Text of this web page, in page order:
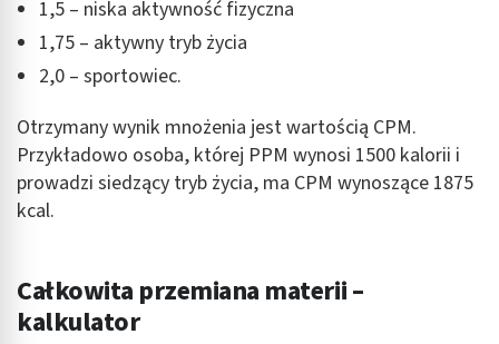
1,5 – niska aktywność fizyczna
1,75 – aktywny tryb życia
2,0 – sportowiec.
Otrzymany wynik mnożenia jest wartością CPM.
Przykładowo osoba, której PPM wynosi 1500 kalorii i
prowadzi siedzący tryb życia, ma CPM wynoszące 1875
kcal.
Całkowita przemiana materii –
kalkulator